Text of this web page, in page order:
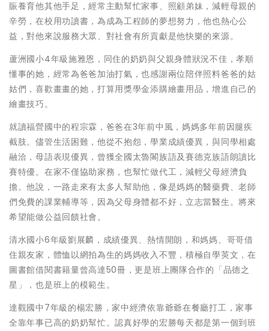
賑養育他其他手足，經常主動幫忙家事、照顧弟妹，減輕母親的
辛勞，在校用功讀書，為成為工程師的夢想努力，他也熱心公
益，對他來說服務大眾、對社會有所貢獻是他快樂的來源。
蘆洲國小4年級施雅恩，同住的奶奶與父親身體狀況不佳，孝順
懂事的她，經常為爸爸加油打氣，也感謝兩位陪伴照料爸爸的姑
姑們，喜歡畫畫的她，打算用獎學金添購繪畫用品，增進自己的
繪畫技巧。
就讀福營國中的程宗霖，爸爸在3年前中風，媽媽多年前因腿疾
截肢。儘管生活困難，他從不抱怨，學業成績優異，與同學相處
融洽，母語表現優異，曾獲全國太魯閣族語及賽德克族語朗讀比
賽特優。在家不僅協助家務，也幫忙做代工，減輕父母經濟負
擔。他說，一路走來有太多人幫助他，像是媽媽的醫藥費、老師
們免費的課業輔導等，因為父母身體都不好，立志當醫生。將來
希望能做公益回饋社會。
清水國小6年級劉展麟，成績優異、熱情開朗，和媽媽、哥哥借
住親友家，體恤以網拍為生的媽媽收入不豐，積極自學英文，在
圖書館借閱書籍量曾高達50冊，更是班上團隊合作的「品德之
星」，也是班上的模範生。
達觀國中7年級的楊宏勝，家中經濟依靠爺爺在餐廳打工，家事
全靠年事已高的奶奶幫忙。認真好學的宏勝每天都是第一個到班